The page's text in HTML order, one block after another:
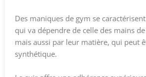
Des maniques de gym se
qui va dépendre de celle des mains
mais aussi par leur matière, qui peut
synthétique.